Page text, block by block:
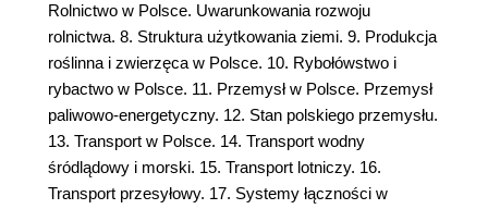
Rolnictwo w Polsce. Uwarunkowania rozwoju
rolnictwa. 8. Struktura użytkowania ziemi. 9. Produkcja
roślinna i zwierzęca w Polsce. 10. Rybołówstwo i
rybactwo w Polsce. 11. Przemysł w Polsce. Przemysł
paliwowo-energetyczny. 12. Stan polskiego przemysłu.
13. Transport w Polsce. 14. Transport wodny
śródlądowy i morski. 15. Transport lotniczy. 16.
Transport przesyłowy. 17. Systemy łączności w